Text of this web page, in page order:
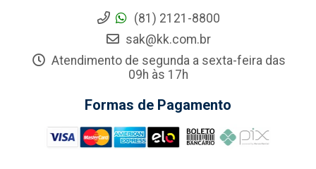
(81) 2121-8800
sak@kk.com.br
Atendimento de segunda a sexta-feira das
09h às 17h
Formas de Pagamento